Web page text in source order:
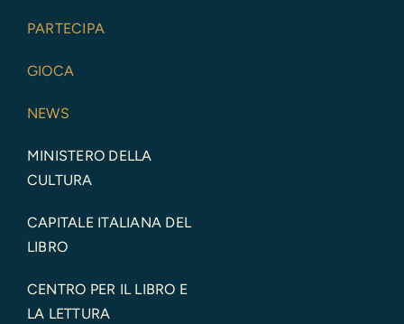
PARTECIPA
GIOCA
NEWS
MINISTERO DELLA
CULTURA
CAPITALE ITALIANA DEL
LIBRO
CENTRO PER IL LIBRO E
LA LETTURA